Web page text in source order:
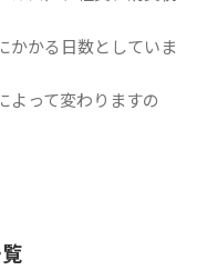
かかる日数としていま
って変わりますの